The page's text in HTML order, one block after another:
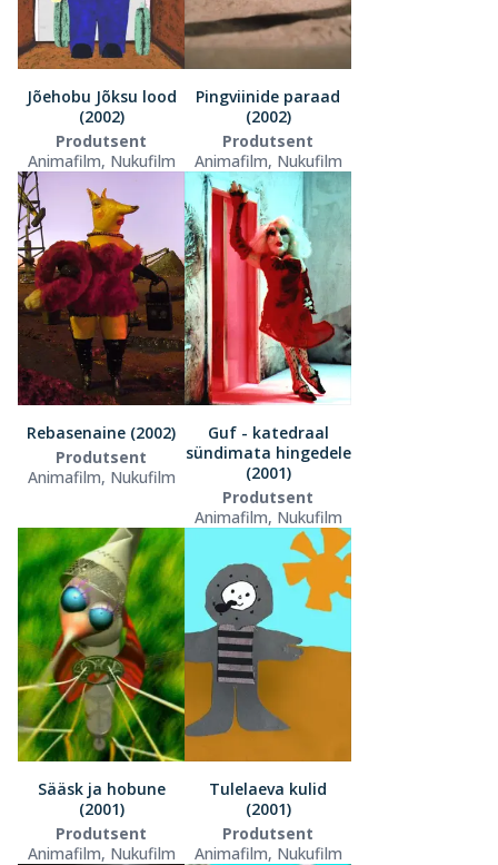
Jõehobu Jõksu lood
(2002)
Produtsent
Animafilm, Nukufilm
Pingviinide paraad
(2002)
Produtsent
Animafilm, Nukufilm
Rebasenaine (2002)
Produtsent
Animafilm, Nukufilm
Guf - katedraal
sündimata hingedele
(2001)
Produtsent
Animafilm, Nukufilm
Sääsk ja hobune
(2001)
Produtsent
Animafilm, Nukufilm
Tulelaeva kulid
(2001)
Produtsent
Animafilm, Nukufilm